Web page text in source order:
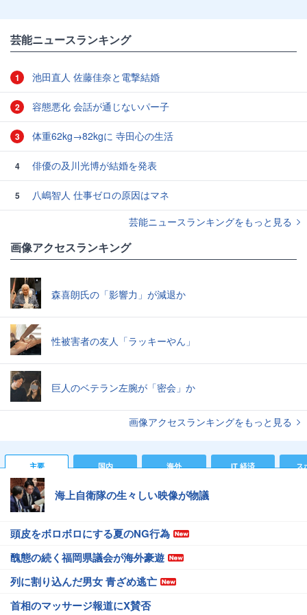
芸能ニュースランキング
1 池田直人 佐藤佳奈と電撃結婚
2 容態悪化 会話が通じないパー子
3 体重62kg→82kgに 寺田心の生活
4 俳優の及川光博が結婚を発表
5
八嶋智人 仕事ゼロの原因はマネ
芸能ニュースランキングをもっと見る
画像アクセスランキング
森喜朗氏の「影響力」が減退か
性被害者の友人「ラッキーやん」
巨人のベテラン左腕が「密会」か
画像アクセスランキングをもっと見る
主要 国内 海外 IT 経済 ス
海上自衛隊の生々しい映像が物議
頭皮をボロボロにする夏のNG行為
醜態の続く福岡県議会が海外豪遊
列に割り込んだ男女 青ざめ逃亡
首相のマッサージ報道にX賛否